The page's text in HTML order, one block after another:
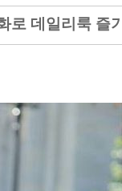
로 데일리룩 즐